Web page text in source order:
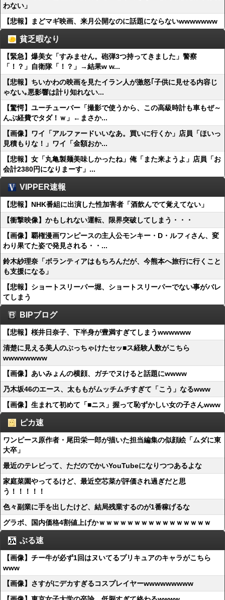
わない」
【悲報】まどマギ映画、来月公開なのに話題にならないwwwwwww
貧乏暇なり
【緊急】爆美女「すみません。砲弾3つ持ってきました」警察
「！？」自衛隊「！？」→結果w w...
【悲報】ちいかわの映画を見たイラン人が激怒｢子供に見せる内容じ
ゃない｡悪影響は計り知れない...
【驚愕】ユーチューバー「撮影で使うから、この高級時計も車もぜ～
んぶ経費でタダ！ｗ」←まさか...
【画像】ワイ「アルファードいいなあ。買いに行くか」店員「ほいっ
見積もりな！」ワイ「金額おか...
【悲報】女「丸亀製麺美味しかったね」俺「また来ようよ」店員「お
会計2380円になりまーす」...
VIPPER速報
【悲報】NHK番組に出演した性加害者「酒飲んでて覚えてない」
【衝撃映像】かもしれない運転、限界突破してしまう・・・
【画像】覇権漫画ワンピースの主人公モンキー・D・ルフィさん、変
わり果てた姿で発見される・・...
鈴木紗理奈「ボランティアはもちろんだが、今熊本へ旅行に行くこと
も支援になる」
【悲報】ショートスリーパー堀、ショートスリーパーでない事がバレ
てしまう
BIPブログ
【悲報】桜井日奈子、下半身が豊満すぎてしまうwwwwww
清楚に見える美人のぶっちゃけたセッ■ス経験人数がこちら
wwwwwwww
【画像】あいみょんの横顔、ガチでヌけると話題にwwww
乃木坂46のエース、太ももがムッチムチすぎて「こう」なるwww
【画像】生まれて初めて「■ニス」握って恥ずかしい女の子さんwww
ピカ速
ワンピース原作者・尾田栄一郎が描いた担当編集の似顔絵「ムダに東
大卒」
最近のテレビって、ただのでかいYouTubeになりつつあるよな
家庭菜園やってるけど、最近空芯菜が評価され過ぎだと思
う！！！！！
色々副業に手を出したけど、結局残業するのが1番稼げるな
グラボ、国内価格4割値上げかｗｗｗｗｗｗｗｗｗｗｗｗｗｗｗｗ
ぶる速
【画像】チー牛が必ず1回はヌいてるプリキュアのキャラがこちら
www
【画像】さすがにデカすぎるコスプレイヤーwwwwwwwww